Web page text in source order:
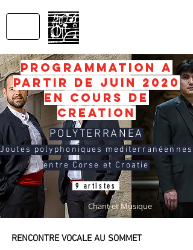
PROGRAMMATION A
PARTIR DE JUIN 2020
EN COURS DE
CREATION
POLYTERRANEA
Joutes polyphoniques mediterranéennes
entre Corse et Croatie
9 artistes
Chant et Musique
RENCONTRE VOCALE AU SOMMET